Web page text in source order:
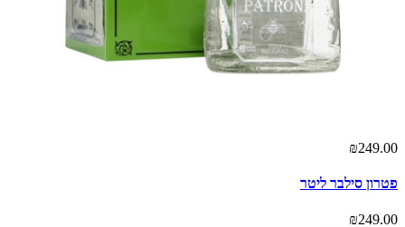
₪249.00
פטרון סילבר ליטר
₪249.00